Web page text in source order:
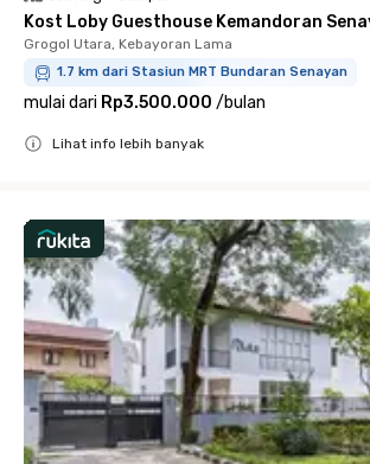
Kost Loby Guesthouse Kemandoran
Grogol Utara, Kebayoran Lama
1.7 km dari Stasiun MRT Bundaran Senayan
mulai dari Rp3.500.000 /bulan
Lihat info lebih banyak